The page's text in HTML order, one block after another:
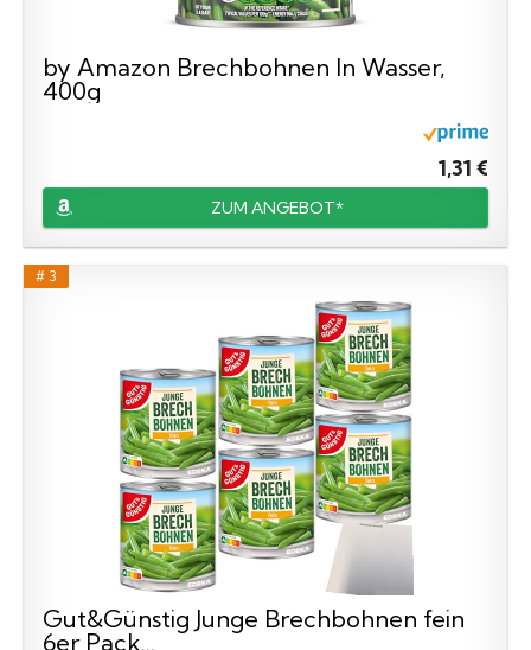
by Amazon Brechbohnen In Wasser,
400g
1,31 €
ZUM ANGEBOT*
# 3
Gut&Günstig Junge Brechbohnen fein
6er Pack...